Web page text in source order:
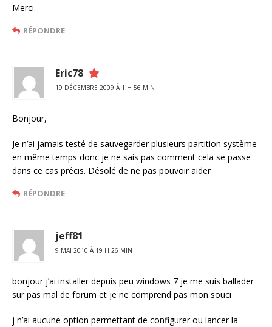
Merci.
RÉPONDRE
Eric78
19 DÉCEMBRE 2009 À 1 H 56 MIN
Bonjour,
Je n’ai jamais testé de sauvegarder plusieurs partition système
en même temps donc je ne sais pas comment cela se passe
dans ce cas précis. Désolé de ne pas pouvoir aider
RÉPONDRE
jeff81
9 MAI 2010 À 19 H 26 MIN
bonjour j’ai installer depuis peu windows 7 je me suis ballader
sur pas mal de forum et je ne comprend pas mon souci
j n’ai aucune option permettant de configurer ou lancer la